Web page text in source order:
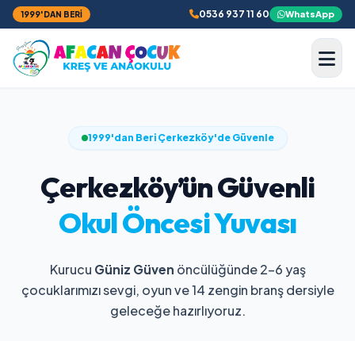
1999'DAN BERI 0536 937 11 60 WhatsApp
1999'dan Beri Çerkezköy'de Güvenle
Çerkezköy’ün Güvenli
Okul Öncesi Yuvası
Kurucu Güniz Güven öncülüğünde 2–6 yaş
çocuklarımızı sevgi, oyun ve 14 zengin branş dersiyle
geleceğe hazırlıyoruz.